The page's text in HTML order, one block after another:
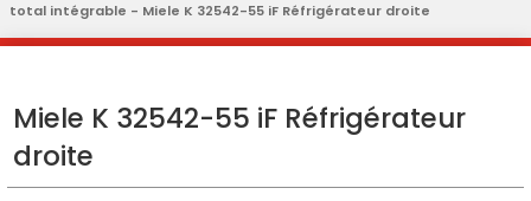
total intégrable - Miele K 32542-55 iF Réfrigérateur droite
Miele K 32542-55 iF Réfrigérateur
droite